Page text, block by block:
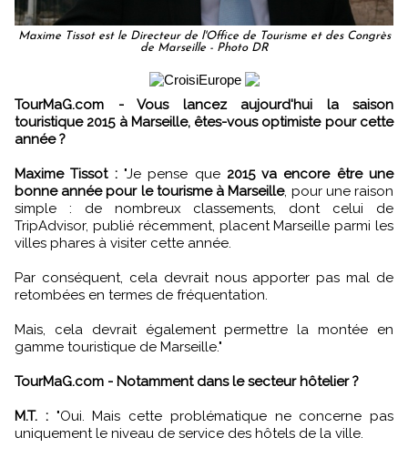
Maxime Tissot est le Directeur de l'Office de Tourisme et des Congrès
de Marseille - Photo DR
TourMaG.com - Vous lancez aujourd'hui la saison
touristique 2015 à Marseille, êtes-vous optimiste pour cette
année ?
Maxime Tissot :"Je pense que 2015 va encore être une
bonne année pour le tourisme à Marseille, pour une raison
simple : de nombreux classements, dont celui de
TripAdvisor, publié récemment, placent Marseille parmi les
villes phares à visiter cette année.
Par conséquent, cela devrait nous apporter pas mal de
retombées en termes de fréquentation.
Mais, cela devrait également permettre la montée en
gamme touristique de Marseille."
TourMaG.com - Notamment dans le secteur hôtelier ?
M.T. :"Oui. Mais cette problématique ne concerne pas
uniquement le niveau de service des hôtels de la ville.